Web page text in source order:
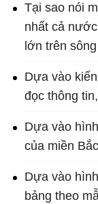
Tại sao nói
nhất cả
lớn trên
Dựa vào
đọc thông
Dựa vào
của miền
Dựa vào
bảng theo